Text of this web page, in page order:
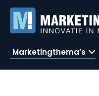
Marketingthema’s